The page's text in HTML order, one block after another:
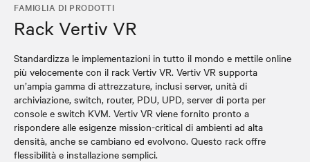
FAMIGLIA DI PRODOTTI
Rack Vertiv VR
Standardizza le implementazioni in tutto il mondo e mettile online
più velocemente con il rack Vertiv VR. Vertiv VR supporta
un’ampia gamma di attrezzature, inclusi server, unità di
archiviazione, switch, router, PDU, UPD, server di porta per
console e switch KVM. Vertiv VR viene fornito pronto a
rispondere alle esigenze mission-critical di ambienti ad alta
densità, anche se cambiano ed evolvono. Questo rack offre
flessibilità e installazione semplici.